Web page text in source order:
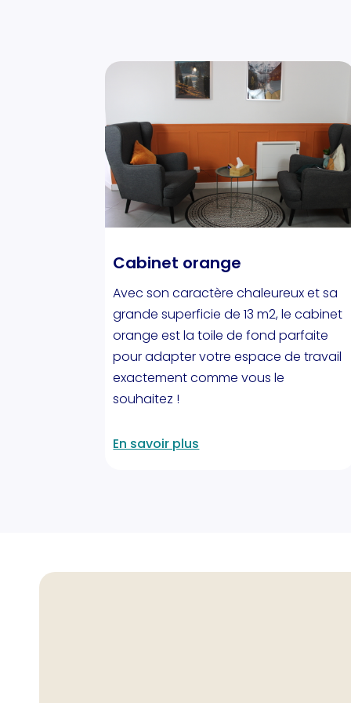
Cabinet orange
Avec son caractère chaleureux et sa
grande superficie de 13 m2, le cabinet
orange est la toile de fond parfaite
pour adapter votre espace de travail
exactement comme vous le
souhaitez !
En savoir plus